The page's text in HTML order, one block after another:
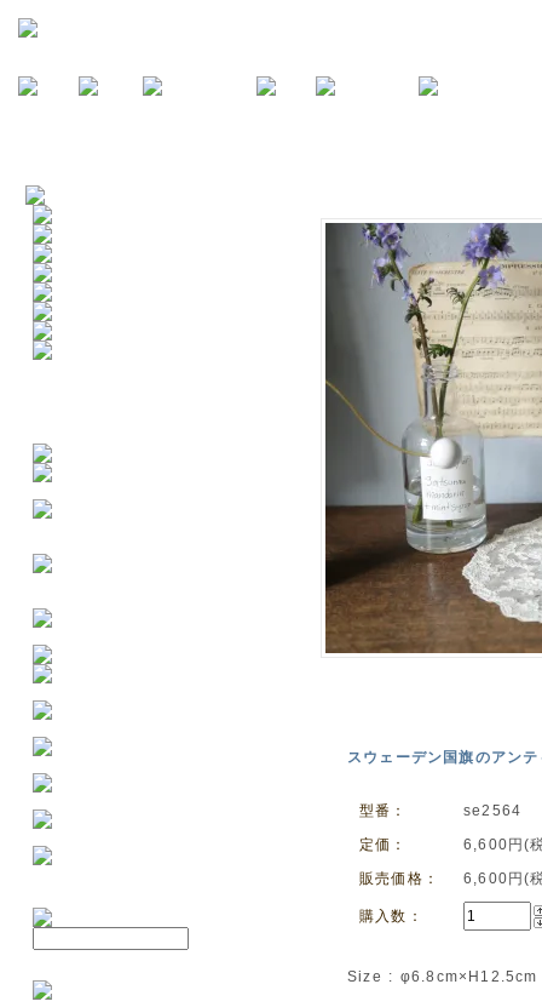
スウェーデン国旗のアン
型番：
se2564
定価：
6,600円(
販売価格：
6,600円(
購入数：
Size : φ6.8cm×H12.5cm